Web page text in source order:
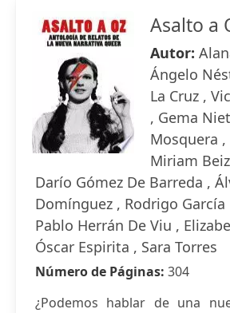
Asalto a
Autor:
Ángelo
La Cruz ,
, Gema
Mosquera
Miriam
Darío Gómez De Barreda ,
Domínguez , Rodrigo García
Pablo Herrán De Viu ,
Óscar Espirita , Sara Torres
Número de Páginas: 304
¿Podemos hablar de una